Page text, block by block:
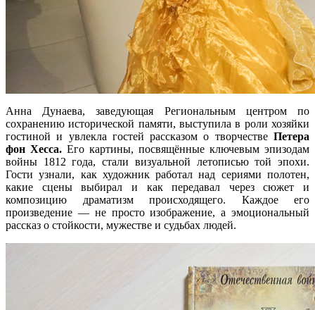
Анна Дунаева, заведующая Региональным центром по
сохранению исторической памяти, выступила в роли хозяйки
гостиной и увлекла гостей рассказом о творчестве Петера
фон Хесса. Его картины, посвящённые ключевым эпизодам
войны 1812 года, стали визуальной летописью той эпохи.
Гости узнали, как художник работал над сериями полотен,
какие сцены выбирал и как передавал через сюжет и
композицию драматизм происходящего. Каждое его
произведение — не просто изображение, а эмоциональный
рассказ о стойкости, мужестве и судьбах людей.